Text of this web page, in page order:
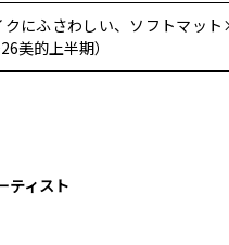
にふさわしい、ソフトマッ
美的上半期）
ティスト